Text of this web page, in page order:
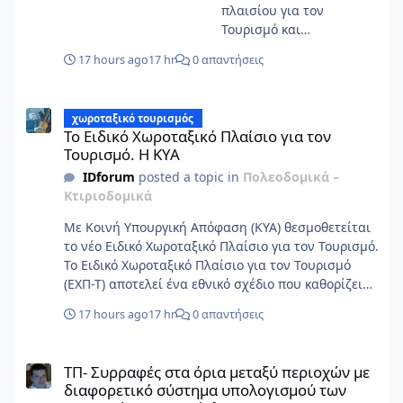
συνεκτικό και ρεαλιστικό
σχέδιο χωρικών,
(δια)τομεακών και
περιοχή μελέτης, με
στόχο την αντιμετώπιση
προκλήσεων στα
υπάρχοντα προβλήματα,
προβλημάτων που
ενδέχεται να προκύψουν
στο μέλλον, όπως η
αντιμετώπιση της
προβληματικές υποδομές,
μικροκλιματική
υποβάθμιση, η
πλαισίου για τον
Τουρισμό και
αυτού.
17 hours ago17 hr 0 απαντήσεις
χωροταξικό τουρισμός
Το Ειδικό Χωροταξικό Πλαίσιο για τον
Τουρισμό. Η ΚΥΑ
IDforum posted a topic in Πολεοδομικά –
Κτιριοδομικά
Με Κοινή Υπουργική Απόφαση (ΚΥΑ) θεσμοθετείται
το νέο Ειδικό Χωροταξικό Πλαίσιο για τον Τουρισμό.
Το Ειδικό Χωροταξικό Πλαίσιο για τον Τουρισμό
(ΕΧΠ-Τ) αποτελεί ένα εθνικό σχέδιο που καθορίζει
αναπτύσσεται ο τουρισμός στη χώρα. Αποσκοπεί
για τη χωρική διάρθρωση του τομέα του
τουρισμού, με όρους οικονομικής, περιβαλλοντικής
17 hours ago17 hr 0 απαντήσεις
ΤΠ- Συρραφές στα όρια μεταξύ περιοχών με
διαφορετικό σύστημα υπολογισμού των